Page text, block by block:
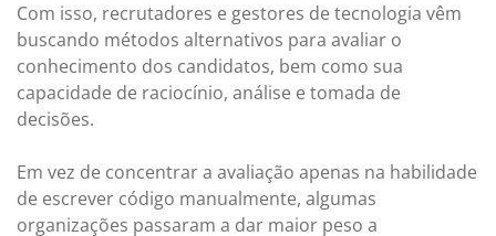
Com isso, recrutadores e gestores de tecnologia vêm
buscando métodos alternativos para avaliar o
conhecimento dos candidatos, bem como sua
capacidade de raciocínio, análise e tomada de
decisões.
Em vez de concentrar a avaliação apenas na habilidade
de escrever código manualmente, algumas
organizações passaram a dar maior peso a